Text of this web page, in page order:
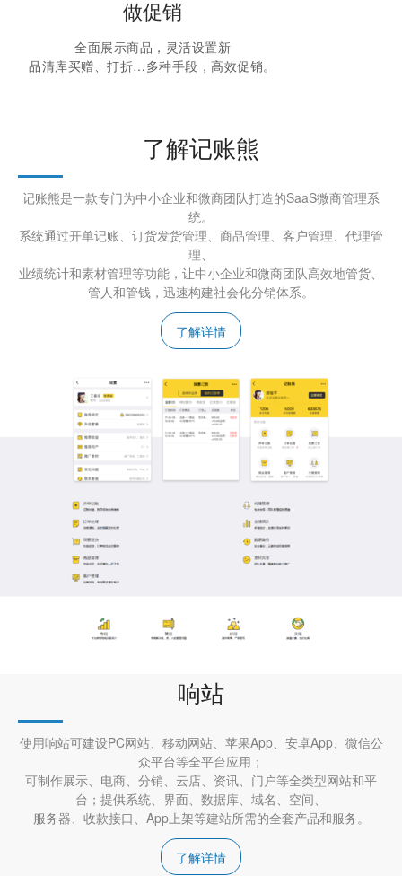
做促销
全面展示商品，灵活设置新
品清库买赠、打折…多种手段，高效促销。
了解记账熊
记账熊是一款专门为中小企业和微商团队打造的SaaS微商管理系
统。
系统通过开单记账、订货发货管理、商品管理、客户管理、代理管
理、
业绩统计和素材管理等功能，让中小企业和微商团队高效地管货、
管人和管钱，迅速构建社会化分销体系。
了解详情
响站
使用响站可建设PC网站、移动网站、苹果App、安卓App、微信公
众平台等全平台应用；
可制作展示、电商、分销、云店、资讯、门户等全类型网站和平
台；提供系统、界面、数据库、域名、空间、
服务器、收款接口、App上架等建站所需的全套产品和服务。
了解详情